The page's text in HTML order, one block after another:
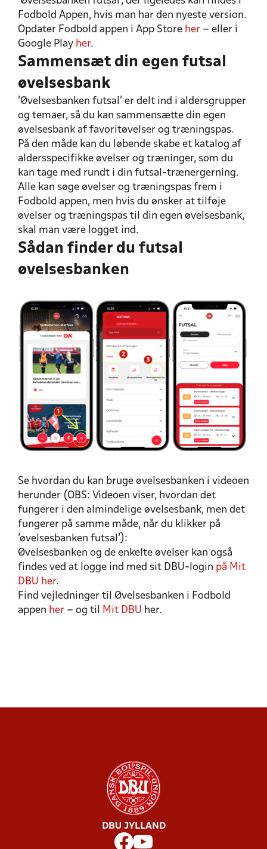
Fodbold Appen, hvis man har den nyeste version.
Opdater Fodbold appen i App Store her – eller i
Google Play her.
Sammensæt din egen futsal
øvelsesbank
’Øvelsesbanken futsal’ er delt ind i aldersgrupper
og temaer, så du kan sammensætte din egen
øvelsesbank af favoritøvelser og træningspas.
På den måde kan du løbende skabe et katalog af
aldersspecifikke øvelser og træninger, som du
kan tage med rundt i din futsal-trænergerning.
Alle kan søge øvelser og træningspas frem i
Fodbold appen, men hvis du ønsker at tilføje
øvelser og træningspas til din egen øvelsesbank,
skal man være logget ind.
Sådan finder du futsal
øvelsesbanken
Se hvordan du kan bruge øvelsesbanken i videoen
herunder (OBS: Videoen viser, hvordan det
fungerer i den almindelige øvelsesbank, men det
fungerer på samme måde, når du klikker på
’øvelsesbanken futsal’):
Øvelsesbanken og de enkelte øvelser kan også
findes ved at logge ind med sit DBU-login på Mit
DBU her.
Find vejledninger til Øvelsesbanken i Fodbold
appen her – og til Mit DBU her.
DBU JYLLAND